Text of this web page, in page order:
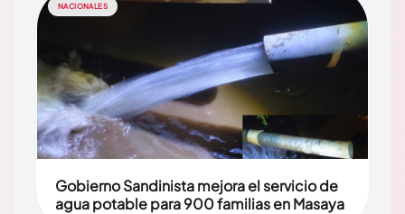
NACIONALES
Gobierno Sandinista mejora el servicio de
agua potable para 900 familias en Masaya